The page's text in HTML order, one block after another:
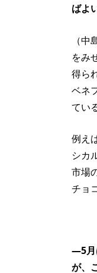
ばよ
（
をみ
得ら
ベネ
てい
例え
シカ
市場
チョ
—5月
が、